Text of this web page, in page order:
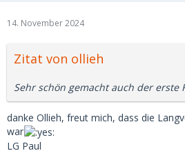
14. November 2024
Zitat von ollieh
Sehr schön gemacht auch der erste
danke Ollieh, freut mich, dass die
war
LG Paul